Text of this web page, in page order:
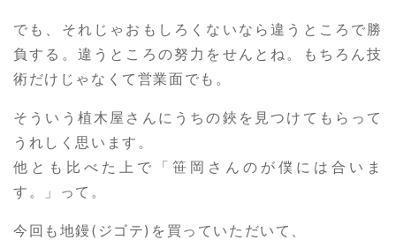
でも、それじゃおもしろくないなら違うところで勝
負する。違うところの努力をせんとね。もちろん技
術だけじゃなくて営業面でも。
そういう植木屋さんにうちの鋏を見つけてもらって
うれしく思います。
他とも比べた上で「笹岡さんのが僕には合いま
す。」って。
今回も地鏝(ジゴテ)を買っていただいて、